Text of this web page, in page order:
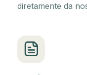
diretamente da